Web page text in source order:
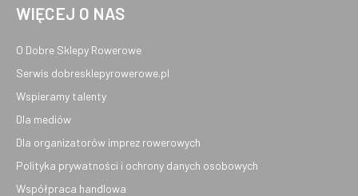
WIĘCEJ O NAS
O Dobre Sklepy Rowerowe
Serwis dobresklepyrowerowe.pl
Wspieramy talenty
Dla mediów
Dla organizatorów imprez rowerowych
Polityka prywatności i ochrony danych osobowych
Współpraca handlowa